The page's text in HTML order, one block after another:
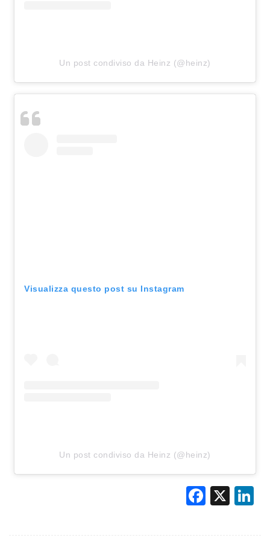
Un post condiviso da Heinz (@heinz)
Visualizza questo post su Instagram
Un post condiviso da Heinz (@heinz)
X